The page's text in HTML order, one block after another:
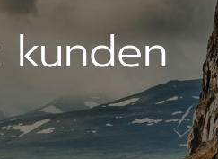
kunden